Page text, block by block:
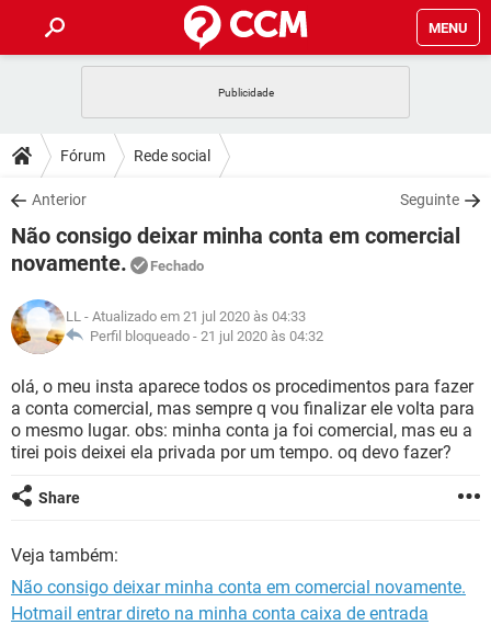
MENU
CELULAR
OUTLOOK
INSTAGRAM GMAIL
GUIA DE COMPRAS
DICAS
JOGOS
OUTLOOK
GUIA DE COMPRAS
DOWNLOADS
JOGOS WHATSAPP
CELULAR
OUTLOOK EXCEL
INSTAGRAM
GUIA DE COMPRAS
CELULAR FACEBOOK
INSTAGRAM GMAIL
GUIA DE COMPRAS
GLOSSÁRIO
JOGOS
CELULAR FACEBOOK
OUTLOOK EXCEL
INSTAGRAM GMAIL
GUIA DE COMPRAS
Fórum Rede social
Anterior Seguinte
Não consigo deixar minha conta em comercial
novamente.
Fechado
LL - Atualizado em 21 jul 2020 às 04:33
Perfil bloqueado - 21 jul 2020 às 04:32
olá, o meu insta aparece todos os procedimentos para fazer
a conta comercial, mas sempre q vou finalizar ele volta para
o mesmo lugar. obs: minha conta ja foi comercial, mas eu a
tirei pois deixei ela privada por um tempo. oq devo fazer?
Share
Veja também:
Não consigo deixar minha conta em comercial novamente.
Hotmail entrar direto na minha conta caixa de entrada